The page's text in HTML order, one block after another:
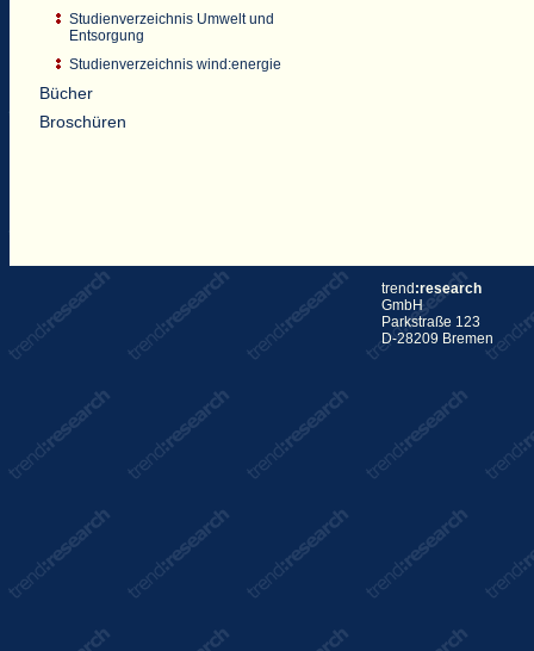
Studienverzeichnis Umwelt und
Entsorgung
Studienverzeichnis wind:energie
Bücher
Broschüren
trend :research
GmbH
Parkstraße 123
D-28209 Bremen